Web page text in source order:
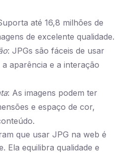
até 16,8 milhões de
de excelente qualidade.
: JPGs são fáceis de usar
aparência e a interação
: As imagens podem ter
e espaço de cor,
que usar JPG na web é
Ela equilibra qualidade e